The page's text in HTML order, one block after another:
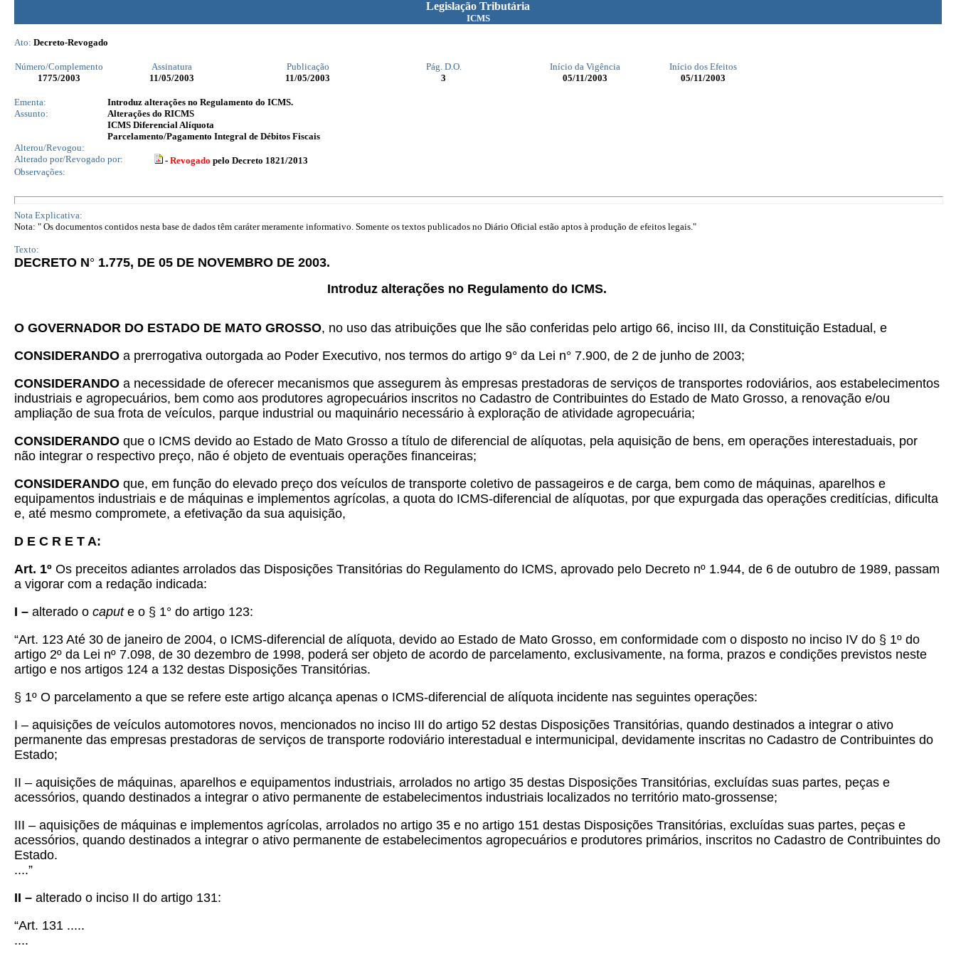
Legislação Tributária
ICMS
Ato: Decreto-Revogado
Número/Complemento Assinatura Publicação Pág. D.O. Início da Vigência
Início dos Efeitos
1775/2003 11/05/2003 11/05/2003 3 05/11/2003 05/11/2003
Ementa:
Introduz alterações no Regulamento do ICMS.
Assunto:
Alterações do RICMS
ICMS Diferencial Alíquota
Parcelamento/Pagamento Integral de Débitos Fiscais
Alterou/Revogou:
Alterado por/Revogado por:
- Revogado pelo Decreto 1821/2013
Observações:
Nota Explicativa:
Nota: " Os documentos contidos nesta base de dados têm caráter meramente informativo. Somente os textos publicados no Diário Oficial estão aptos à produção de efeitos legais."
Texto:
DECRETO N° 1.775, DE 05 DE NOVEMBRO DE 2003.
Introduz alterações no Regulamento do ICMS.
O GOVERNADOR DO ESTADO DE MATO GROSSO, no uso das atribuições que lhe são conferidas pelo artigo 66, inciso III, da Constituição Estadual, e
CONSIDERANDO a prerrogativa outorgada ao Poder Executivo, nos termos do artigo 9° da Lei n° 7.900, de 2 de junho de 2003;
CONSIDERANDO a necessidade de oferecer mecanismos que assegurem às empresas prestadoras de serviços de transportes rodoviários, aos estabelecimentos
industriais e agropecuários, bem como aos produtores agropecuários inscritos no Cadastro de Contribuintes do Estado de Mato Grosso, a renovação e/ou
ampliação de sua frota de veículos, parque industrial ou maquinário necessário à exploração de atividade agropecuária;
CONSIDERANDO que o ICMS devido ao Estado de Mato Grosso a título de diferencial de alíquotas, pela aquisição de bens, em operações interestaduais, por
não integrar o respectivo preço, não é objeto de eventuais operações financeiras;
CONSIDERANDO que, em função do elevado preço dos veículos de transporte coletivo de passageiros e de carga, bem como de máquinas, aparelhos e
equipamentos industriais e de máquinas e implementos agrícolas, a quota do ICMS-diferencial de alíquotas, por que expurgada das operações creditícias, dificulta
e, até mesmo compromete, a efetivação da sua aquisição,
D E C R E T A:
Art. 1º Os preceitos adiantes arrolados das Disposições Transitórias do Regulamento do ICMS, aprovado pelo Decreto nº 1.944, de 6 de outubro de 1989, passam
a vigorar com a redação indicada:
I – alterado o caput e o § 1° do artigo 123:
“Art. 123 Até 30 de janeiro de 2004, o ICMS-diferencial de alíquota, devido ao Estado de Mato Grosso, em conformidade com o disposto no inciso IV do § 1º do
artigo 2º da Lei nº 7.098, de 30 dezembro de 1998, poderá ser objeto de acordo de parcelamento, exclusivamente, na forma, prazos e condições previstos neste
artigo e nos artigos 124 a 132 destas Disposições Transitórias.
§ 1º O parcelamento a que se refere este artigo alcança apenas o ICMS-diferencial de alíquota incidente nas seguintes operações:
I – aquisições de veículos automotores novos, mencionados no inciso III do artigo 52 destas Disposições Transitórias, quando destinados a integrar o ativo
permanente das empresas prestadoras de serviços de transporte rodoviário interestadual e intermunicipal, devidamente inscritas no Cadastro de Contribuintes do
Estado;
II – aquisições de máquinas, aparelhos e equipamentos industriais, arrolados no artigo 35 destas Disposições Transitórias, excluídas suas partes, peças e
acessórios, quando destinados a integrar o ativo permanente de estabelecimentos industriais localizados no território mato-grossense;
III – aquisições de máquinas e implementos agrícolas, arrolados no artigo 35 e no artigo 151 destas Disposições Transitórias, excluídas suas partes, peças e
acessórios, quando destinados a integrar o ativo permanente de estabelecimentos agropecuários e produtores primários, inscritos no Cadastro de Contribuintes do
Estado.
....”
II – alterado o inciso II do artigo 131:
“Art. 131 .....
....